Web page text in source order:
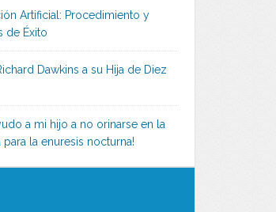
Artificial: Procedimiento y
de Éxito
Dawkins a su Hija de Diez
a mi hijo a no orinarse en la
para la enuresis nocturna!